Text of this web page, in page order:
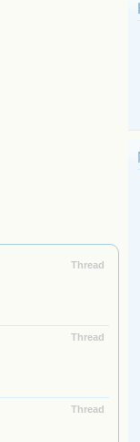
Thread
Thread
Thread